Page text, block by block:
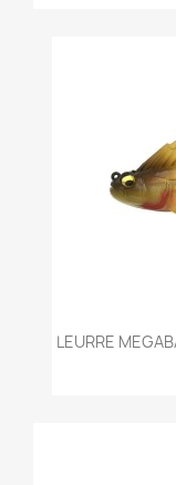
LEURRE